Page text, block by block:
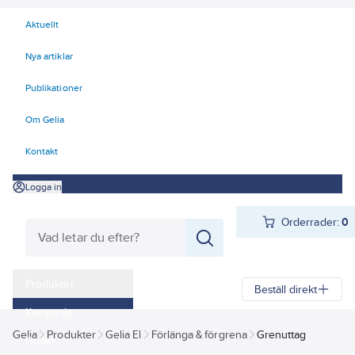
Aktuellt
Nya artiklar
Publikationer
Om Gelia
Kontakt
Logga in
Orderrader:0
Kampanjer
Outlet
Beställ direkt
Gelia Produkter Gelia El Förlänga & förgrena Grenuttag